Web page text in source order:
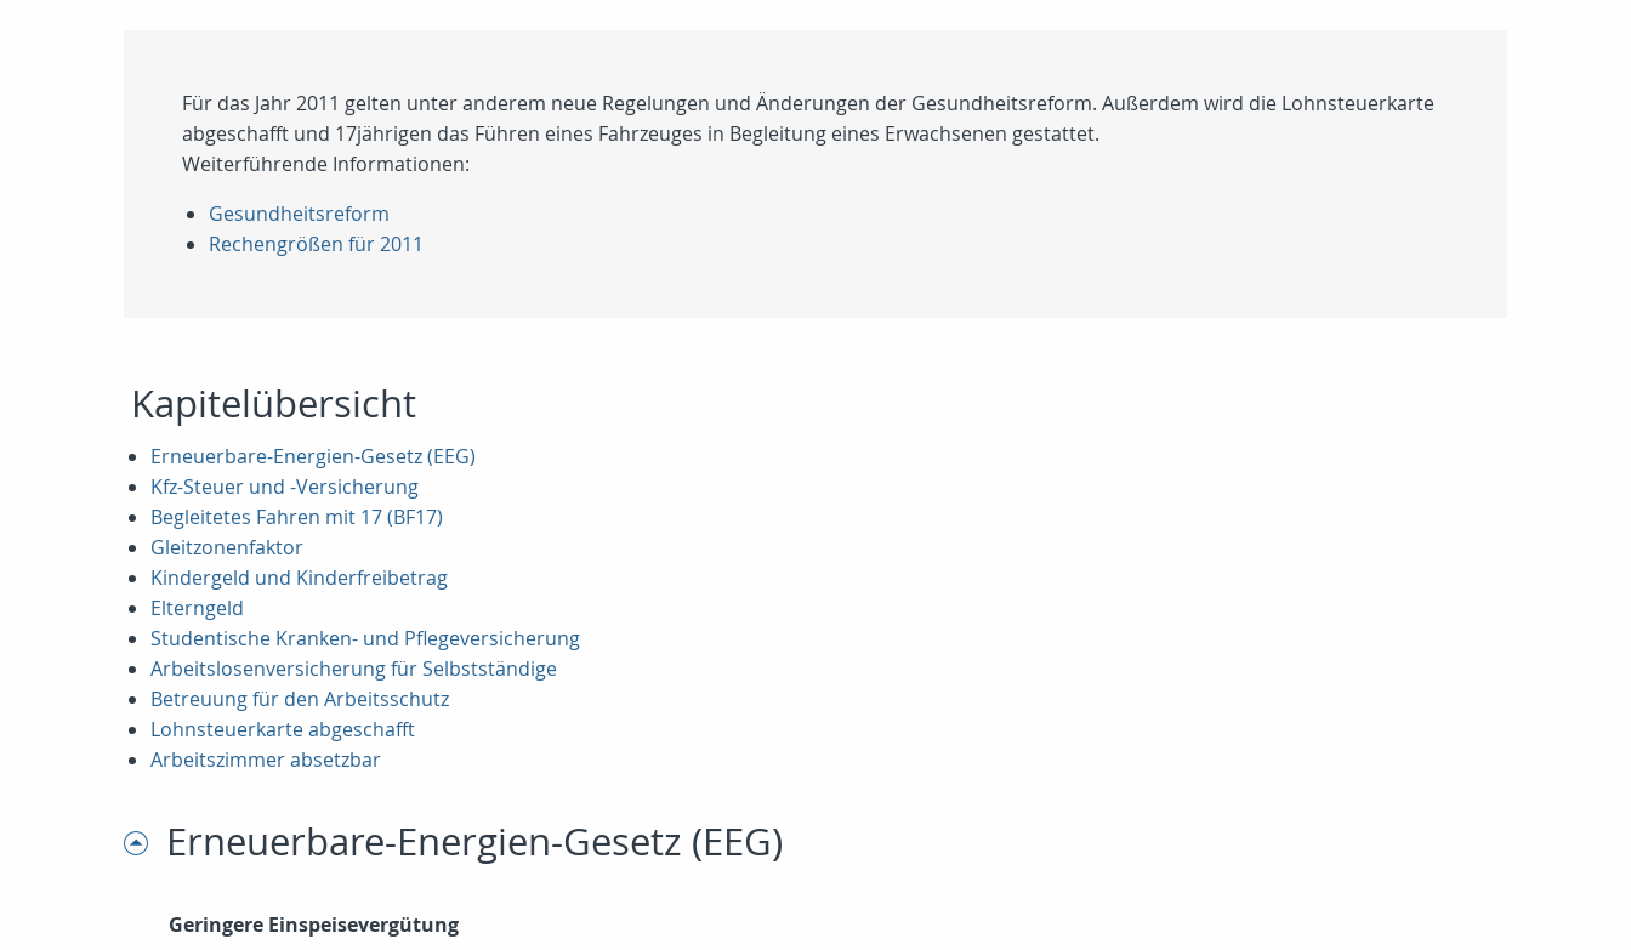
Für das Jahr 2011 gelten unter anderem neue Regelungen und Änderungen der Gesundheitsreform. Außerdem wird die Lohnsteuerkarte
abgeschafft und 17jährigen das Führen eines Fahrzeuges in Begleitung eines Erwachsenen gestattet.
Weiterführende Informationen:
Gesundheitsreform
Rechengrößen für 2011
Kapitelübersicht
Erneuerbare-Energien-Gesetz (EEG)
Kfz-Steuer und -Versicherung
Begleitetes Fahren mit 17 (BF17)
Gleitzonenfaktor
Kindergeld und Kinderfreibetrag
Elterngeld
Studentische Kranken- und Pflegeversicherung
Arbeitslosenversicherung für Selbstständige
Betreuung für den Arbeitsschutz
Lohnsteuerkarte abgeschafft
Arbeitszimmer absetzbar
Erneuerbare-Energien-Gesetz (EEG)
Geringere Einspeisevergütung